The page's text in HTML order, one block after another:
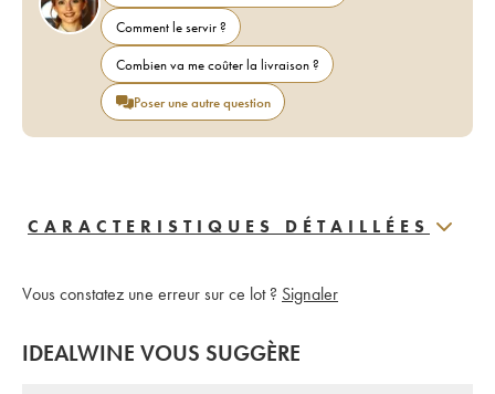
Comment le servir ?
Combien va me coûter la livraison ?
Poser une autre question
CARACTERISTIQUES DÉTAILLÉES
Vous constatez une erreur sur ce lot ? Signaler
IDEALWINE VOUS SUGGÈRE